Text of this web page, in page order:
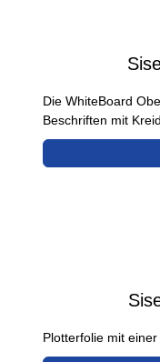
Die WhiteBoard
Beschriften mit
Plotterfolie mit